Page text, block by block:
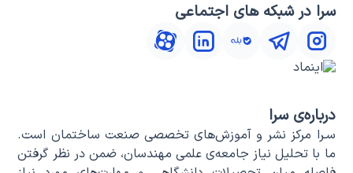
سرا در شبکه های اجتماعی
درباره‌ی سرا
سـرا مرکز نشر و آموزش‌های تخصصی صنعت ساختمان است.
ما با تحلیل نیاز جامعه‌ی علمی مهندسان، ضمن در نظر گرفتن